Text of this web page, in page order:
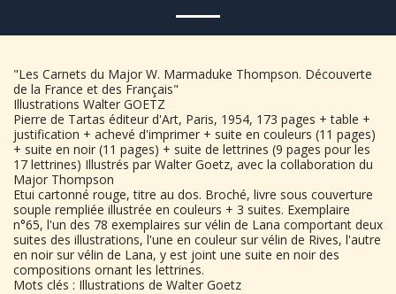
"Les Carnets du Major W. Marmaduke Thompson. Découverte
de la France et des Français"
Illustrations Walter GOETZ
Pierre de Tartas éditeur d'Art, Paris, 1954, 173 pages + table +
justification + achevé d'imprimer + suite en couleurs (11 pages)
+ suite en noir (11 pages) + suite de lettrines (9 pages pour les
17 lettrines) Illustrés par Walter Goetz, avec la collaboration du
Major Thompson
Etui cartonné rouge, titre au dos. Broché, livre sous couverture
souple rempliée illustrée en couleurs + 3 suites. Exemplaire
n°65, l'un des 78 exemplaires sur vélin de Lana comportant deux
suites des illustrations, l'une en couleur sur vélin de Rives, l'autre
en noir sur vélin de Lana, y est joint une suite en noir des
compositions ornant les lettrines.
Mots clés : Illustrations de Walter Goetz